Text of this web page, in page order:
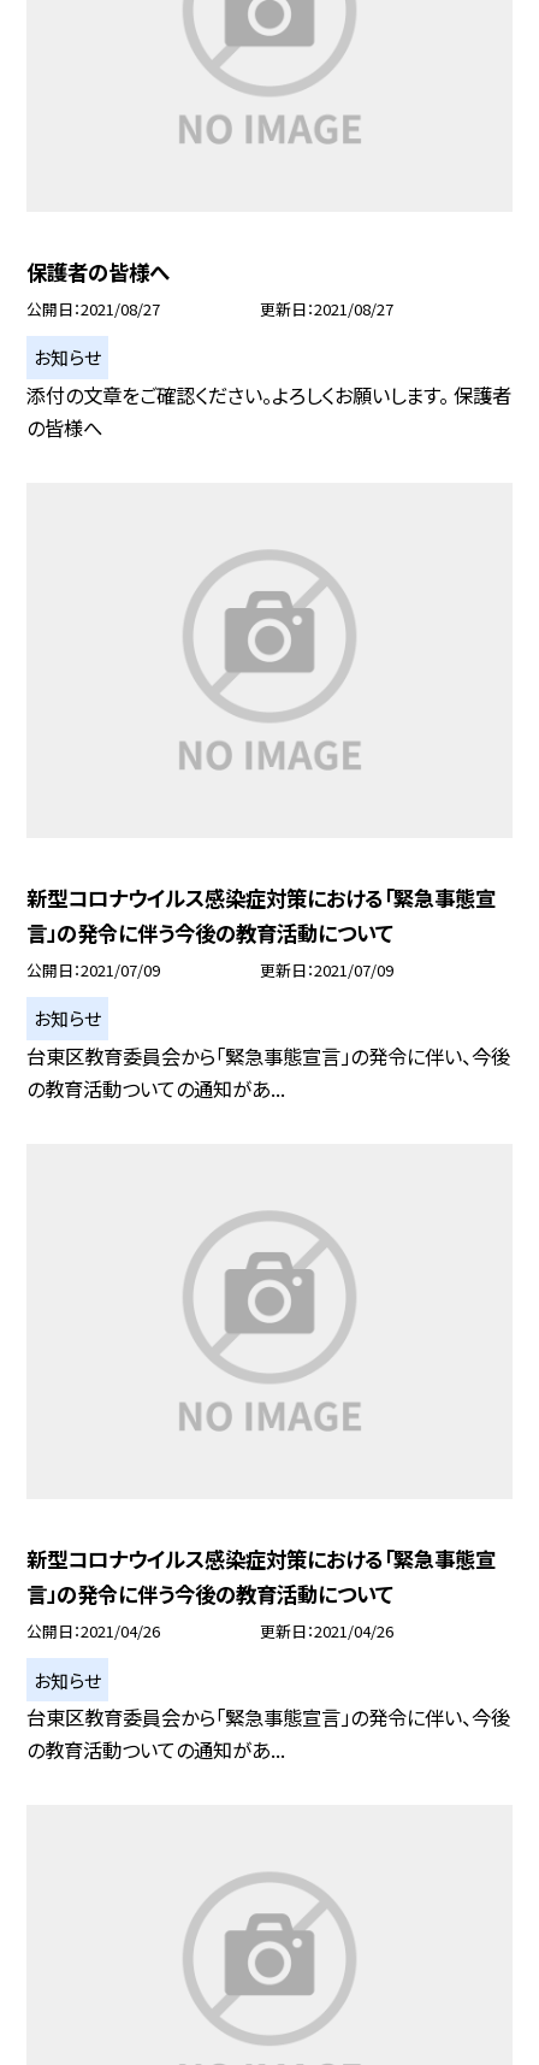
保護者の皆様へ
公開日 2021/08/27 更新日 2021/08/27
お知らせ
添付の文章をご確認ください。よろしくお願いします。 保護者
の皆様へ
新型コロナウイルス感染症対策における「緊急事態宣
言」の発令に伴う今後の教育活動について
公開日 2021/07/09 更新日 2021/07/09
お知らせ
台東区教育委員会から「緊急事態宣言」の発令に伴い、今後
の教育活動ついての通知があ...
新型コロナウイルス感染症対策における「緊急事態宣
言」の発令に伴う今後の教育活動について
公開日 2021/04/26 更新日 2021/04/26
お知らせ
台東区教育委員会から「緊急事態宣言」の発令に伴い、今後
の教育活動ついての通知があ...